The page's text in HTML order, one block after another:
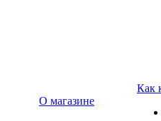
О магазине
Как